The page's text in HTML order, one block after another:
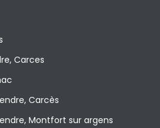
Carces
Carcès
Montfort sur argens